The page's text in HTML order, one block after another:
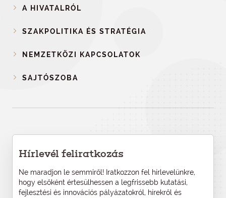
A HIVATALRÓL
SZAKPOLITIKA ÉS STRATÉGIA
NEMZETKÖZI KAPCSOLATOK
SAJTÓSZOBA
Hírlevél feliratkozás
Ne maradjon le semmiről! Iratkozzon fel hírlevelünkre,
hogy elsőként értesülhessen a legfrissebb kutatási,
fejlesztési és innovációs pályázatokról, hírekről és